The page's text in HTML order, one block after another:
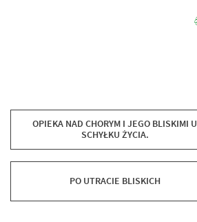
OPIEKA NAD CHORYM I JEGO BLISKIMI U
SCHYŁKU ŻYCIA.
PO UTRACIE BLISKICH